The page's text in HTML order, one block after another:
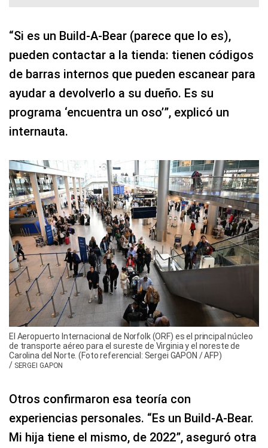
“Si es un Build-A-Bear (parece que lo es),
pueden contactar a la tienda: tienen códigos
de barras internos que pueden escanear para
ayudar a devolverlo a su dueño. Es su
programa ‘encuentra un oso’”, explicó un
internauta.
El Aeropuerto Internacional de Norfolk (ORF) es el principal núcleo
de transporte aéreo para el sureste de Virginia y el noreste de
Carolina del Norte. (Foto referencial: Sergei GAPON / AFP)
/ SERGEI GAPON
Otros confirmaron esa teoría con
experiencias personales. “Es un Build-A-Bear.
Mi hija tiene el mismo, de 2022”, aseguró otra